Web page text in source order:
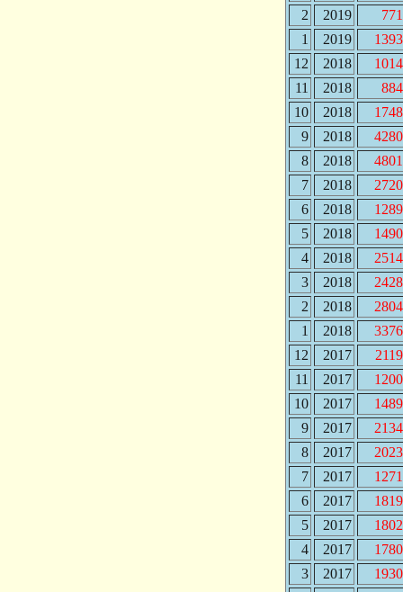
2
2019
771
1
2019
1393
12
2018
1014
11
2018
884
10
2018
1748
9
2018
4280
8
2018
4801
7
2018
2720
6
2018
1289
5
2018
1490
4
2018
2514
3
2018
2428
2
2018
2804
1
2018
3376
12
2017
2119
11
2017
1200
10
2017
1489
9
2017
2134
8
2017
2023
7
2017
1271
6
2017
1819
5
2017
1802
4
2017
1780
3
2017
1930